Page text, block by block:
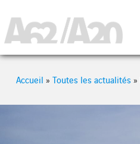
Accueil » Toutes les actualités »